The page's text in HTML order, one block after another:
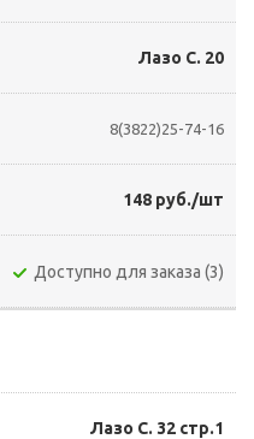
Лазо С. 20
8(3822)25-74-16
148 руб./шт
Доступно для заказа (3)
Лазо С. 32 стр.1